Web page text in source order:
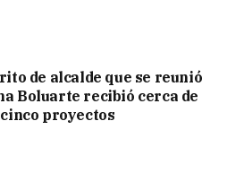
de alcalde que se reunió
Boluarte recibió cerca de
proyectos